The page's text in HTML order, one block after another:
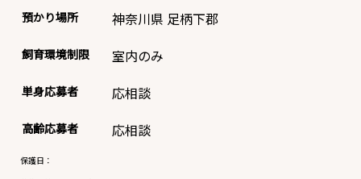
預かり場所 神奈川県 足柄下郡
飼育環境制限 室内のみ
単身応募者 応相談
高齢応募者 応相談
保護日：